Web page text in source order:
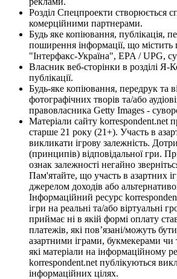
Розділ Спецпроекти створюється
комерційними партнерами.
Будь яке копіювання, публікація,
поширення інформації, що містить
"Інтерфакс-Україна", EPA / UPG,
Власник веб-сторінки в розділі Я-
публікації.
Будь-яке копіювання, передрук та
фотографічних творів та/або
правовласника Getty Images -
Матеріали сайту korrespondent.net
старше 21 року (21+). Участь в
викликати ігрову залежність.
(принципів) відповідальної гри.
ознак залежності негайно
Пам'ятайте, що участь в азартних
джерелом доходів або
Інформаційний ресурс
ігри на реальні та/або віртуальні
приймає ні в якій формі оплату
платежів, які пов’язані/можуть
азартними іграми, букмекерами чи
які матеріали на інформаційному
korrespondent.net публікуються
інформаційних цілях.